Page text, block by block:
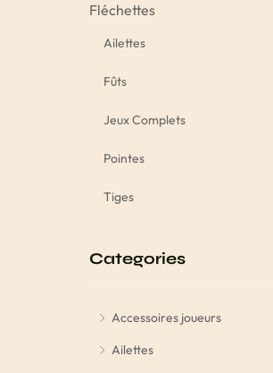
Fléchettes
Ailettes
Fûts
Jeux Complets
Pointes
Tiges
Categories
Accessoires joueurs
Ailettes